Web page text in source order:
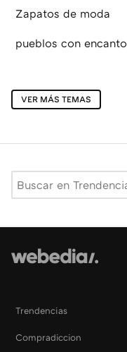
Zapatos de moda
pueblos con encanto
VER MÁS TEMAS
Trendencias
Compradiccion